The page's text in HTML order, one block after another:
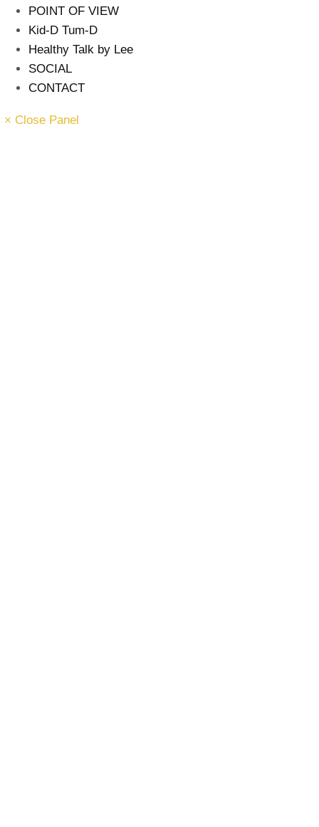
POINT OF VIEW
Kid-D Tum-D
Healthy Talk by Lee
SOCIAL
CONTACT
× Close Panel